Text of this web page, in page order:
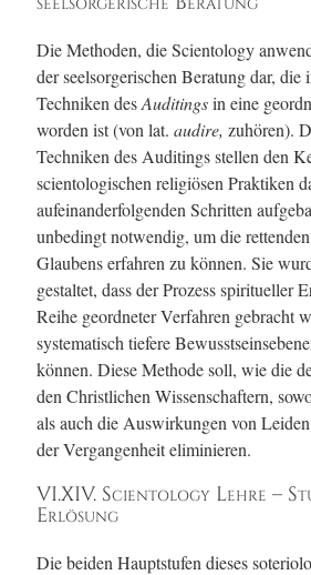
Die Methoden, die Scientology
der seelsorgerischen Beratung dar, die
Techniken desAuditingsin eine
worden ist (von lat. audire, zuhören).
Techniken des Auditings stellen den
scientologischen religiösen Praktiken
aufeinanderfolgenden Schritten
unbedingt notwendig, um die
Glaubens erfahren zu können. Sie
gestaltet, dass der Prozess spiritueller
Reihe geordneter Verfahren gebracht
systematisch tiefere
können. Diese Methode soll, wie die
den Christlichen Wissenschaftern,
als auch die Auswirkungen von
der Vergangenheit eliminieren.
VI.XIV. Scientology Lehre –
Erlösung
Die beiden Hauptstufen dieses